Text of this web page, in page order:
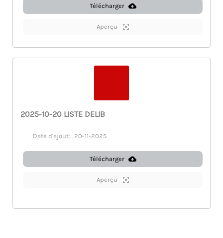
Télécharger
Aperçu
2025-10-20 LISTE DELIB
Date d'ajout: 20-11-2025
Télécharger
Aperçu